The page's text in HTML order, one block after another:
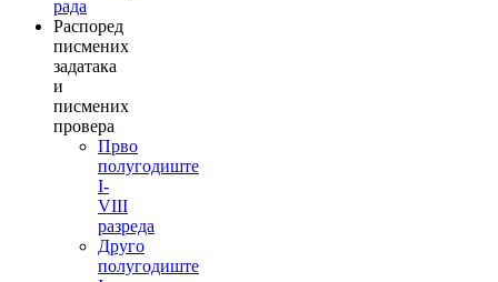
рада
Распоред
писмених
задатака
и
писмених
провера
Прво
полугодиште
I-
VIII
разреда
Друго
полугодиште